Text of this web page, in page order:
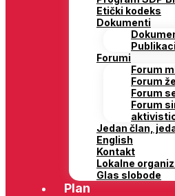
Etički kodeks
Dokumenti
Forumi
Forum
Forum
Forum
Forum
Jedan član,
English
Kontakt
Lokalne
Glas slobode
Plan